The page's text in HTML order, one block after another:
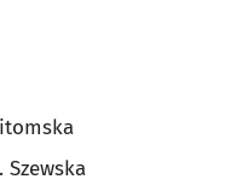
Szewska